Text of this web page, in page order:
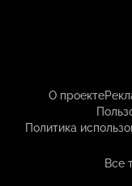
О проекте
Политика
Все